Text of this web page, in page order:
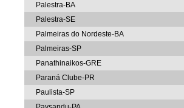
Palestra-BA
Palestra-SE
Palmeiras do Nordeste-BA
Palmeiras-SP
Panathinaikos-GRE
Paraná Clube-PR
Paulista-SP